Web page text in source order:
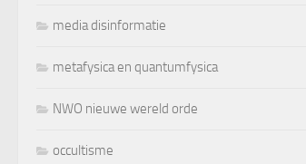
media disinformatie
metafysica en quantumfysica
NWO nieuwe wereld orde
occultisme